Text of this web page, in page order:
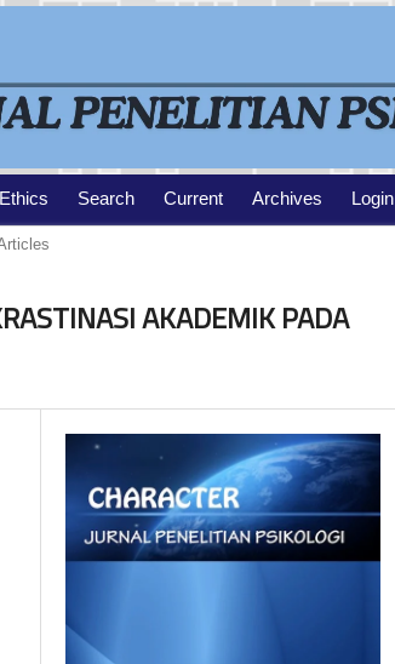
Search Current Archives Login
AKADEMIK PADA